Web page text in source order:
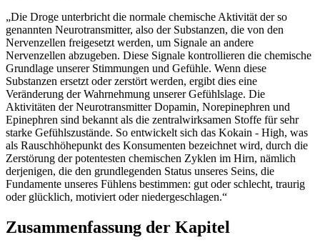
„Die Droge unterbricht die normale chemische Aktivität der so
genannten Neurotransmitter, also der Substanzen, die von den
Nervenzellen freigesetzt werden, um Signale an andere
Nervenzellen abzugeben. Diese Signale kontrollieren die chemische
Grundlage unserer Stimmungen und Gefühle. Wenn diese
Substanzen ersetzt oder zerstört werden, ergibt dies eine
Veränderung der Wahrnehmung unserer Gefühlslage. Die
Aktivitäten der Neurotransmitter Dopamin, Norepinephren und
Epinephren sind bekannt als die zentralwirksamen Stoffe für sehr
starke Gefühlszustände. So entwickelt sich das Kokain - High, was
als Rauschhöhepunkt des Konsumenten bezeichnet wird, durch die
Zerstörung der potentesten chemischen Zyklen im Hirn, nämlich
derjenigen, die den grundlegenden Status unseres Seins, die
Fundamente unseres Fühlens bestimmen: gut oder schlecht, traurig
oder glücklich, motiviert oder niedergeschlagen.“
Zusammenfassung der Kapitel